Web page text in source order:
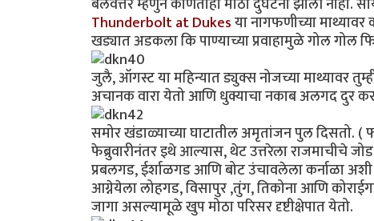
Thunderbolt at Dukesया नागफणीच्या
खड्यात अडकला कि पाण्याच्या प्रवाहामुळे गोल
जुलै, ऑगस्ट या महिन्यात ड्युक्स नोजच्या माथ्यावर
अचानक वारा येतो आणि धुक्याचा नकाब अलगद दुर
समोर खंडाळ्याच्या घाटातील अमृतांजन पुल दिसतो. (
फेब्रुवारीनंतर इथे आल्यास, थेट उत्तरेला राजमाचीचे
प्रबलगड, ईर्शाळगड आणि बोट उंचावलेला कर्नाळा
आग्नेयेला लोहगड, विसापुर ,तुंग, तिकोना आणि
जागा असल्यामूळे खुप मोठा परिसर दृष्टीक्षेपात येतो.